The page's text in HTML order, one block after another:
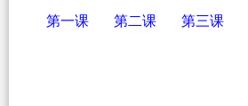
第一课 第二课 第三课